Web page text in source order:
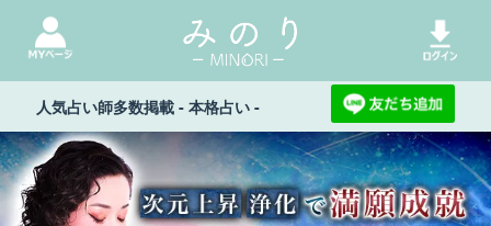
人気占い師多数掲載 - 本格占い -